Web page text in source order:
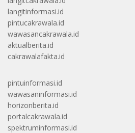
langitinformasi.id
pintucakrawala.id
wawasancakrawala.id
aktualberita.id
cakrawalafakta.id
pintuinformasi.id
wawasaninformasi.id
horizonberita.id
portalcakrawala.id
spektruminformasi.id